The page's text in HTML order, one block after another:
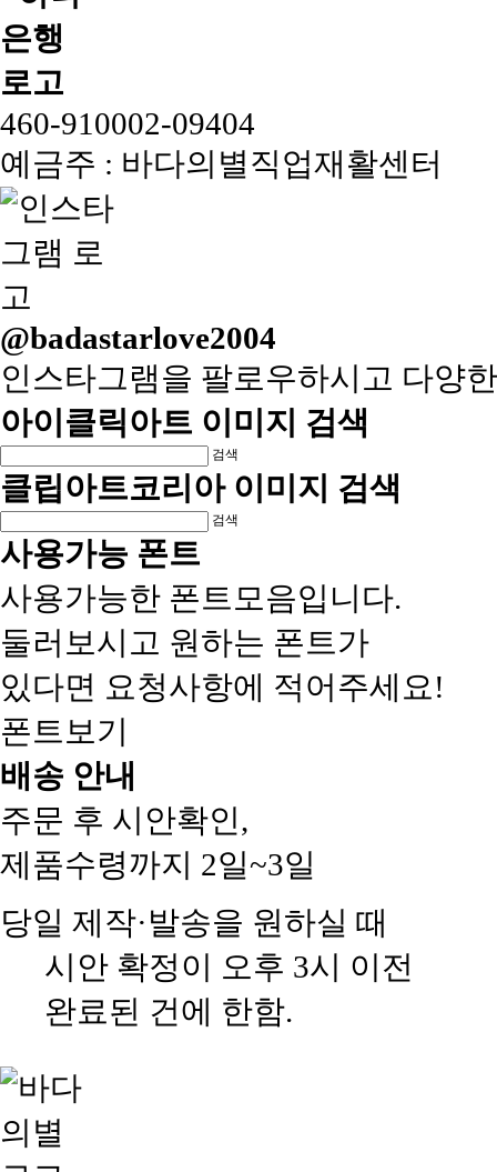
460-910002-09404
예금주 : 바다의별직업재활센터
@badastarlove2004
인스타그램을 팔로우하시고 다양
아이클릭아트 이미지 검색
검색
클립아트코리아 이미지 검색
검색
사용가능 폰트
사용가능한 폰트모음입니다.
둘러보시고 원하는 폰트가
있다면 요청사항에 적어주세요!
폰트보기
배송 안내
주문 후 시안확인,
제품수령까지 2일~3일
당일 제작·발송을 원하실 때
시안 확정이 오후 3시 이전
완료된 건에 한함.